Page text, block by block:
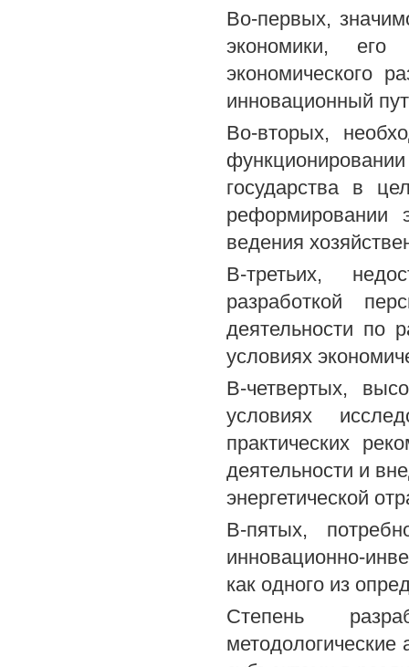
Во-первых,
экономики,
экономического
инновационный
Во-вторых,
государства в
реформировании
ведения
В-третьих,
разработкой
деятельности по
условиях
В-четвертых,
условиях
практических
деятельности и
энергетической
В-пятых,
инновационно-
как одного из
Степень